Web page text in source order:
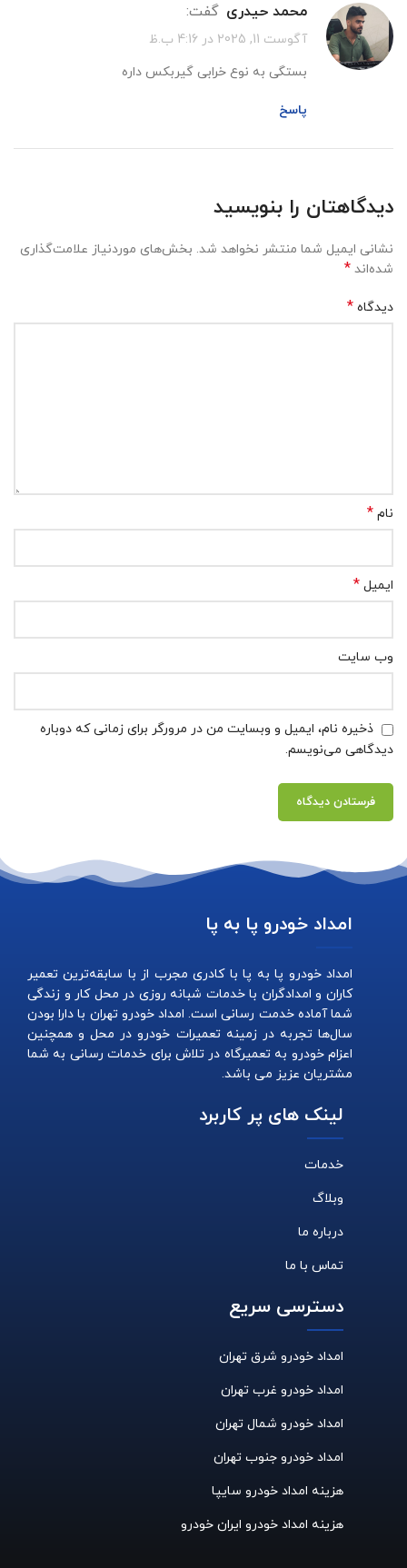
محمد حیدری گفت:
آگوست 11, 2025 در 4:16 ب.ظ
بستگی به نوع خرابی گیربکس داره
پاسخ
دیدگاهتان را بنویسید
نشانی ایمیل شما منتشر نخواهد شد. بخش‌های موردنیاز علامت‌گذاری
شده‌اند *
دیدگاه *
نام *
ایمیل *
وب‌ سایت
ذخیره نام، ایمیل و وبسایت من در مرورگر برای زمانی که دوباره
دیدگاهی می‌نویسم.
امداد خودرو پا به پا
امداد خودرو پا به پا با کادری مجرب از با سابقه‌ترین تعمیر
کاران و امدادگران با خدمات شبانه روزی در محل کار و زندگی
شما آماده خدمت رسانی است. امداد خودرو تهران با دارا بودن
سال‌ها تجربه در زمینه تعمیرات خودرو در محل و همچنین
اعزام خودرو به تعمیرگاه در تلاش برای خدمات رسانی به شما
مشتریان عزیز می باشد.
لینک های پر کاربرد
خدمات
وبلاگ
درباره ما
تماس با ما
دسترسی سریع
امداد خودرو شرق تهران
امداد خودرو غرب تهران
امداد خودرو شمال تهران
امداد خودرو جنوب تهران
هزینه امداد خودرو سایپا
هزینه امداد خودرو ایران خودرو